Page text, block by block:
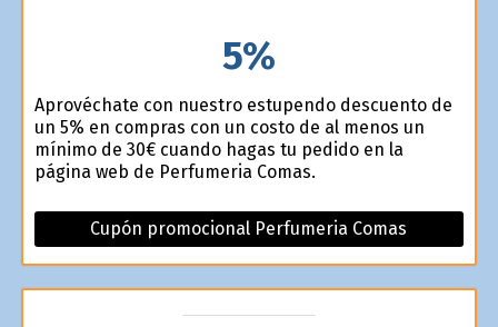
5%
Aprovéchate con nuestro estupendo descuento de
un 5% en compras con un costo de al menos un
mínimo de 30€ cuando hagas tu pedido en la
página web de Perfumeria Comas.
Cupón promocional Perfumeria Comas